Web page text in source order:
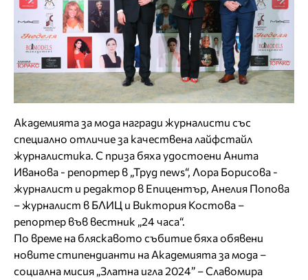
Академията за мода награди журналисти със
специално отличие за качествена лайфстайл
журналистика. С приза бяха удостоени Анита
Иванова - репортер в „Труд news“, Лора Борисова -
журналист и редактор в Епицентър, Анелия Попова
– журналист в БЛИЦ и Виктория Костова –
репортер във вестник „24 часа“.
По време на бляскавото събитие бяха обявени
новите стипендианти на Академията за мода –
социална мисия „Златна игла 2024” – Славомира